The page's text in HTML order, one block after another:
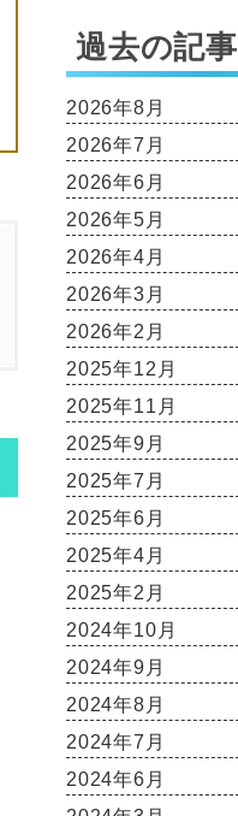
過去の記事
2026年8月
2026年7月
2026年6月
2026年5月
2026年4月
2026年3月
2026年2月
2025年12月
2025年11月
2025年9月
2025年7月
2025年6月
2025年4月
2025年2月
2024年10月
2024年9月
2024年8月
2024年7月
2024年6月